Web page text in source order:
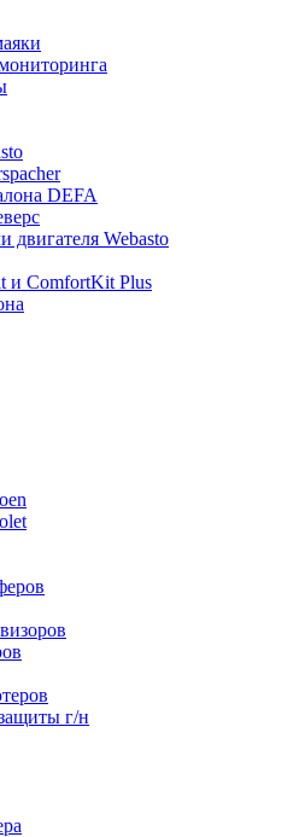
DEFA
двигателя Webasto
и ComfortKit Plus
г/н